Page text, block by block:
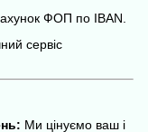
ФОП по IBAN.
сервіс
Ми цінуємо ваш і